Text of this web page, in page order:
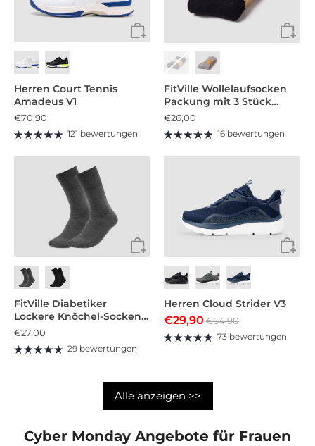
Herren Court Tennis
Amadeus V1
€70,90
121 bewertungen
FitVille Wollelaufsocken
Packung mit 3 Stück
(Unisex)
€26,00
16 bewertungen
FitVille Diabetiker
Lockere Knöchel-Socken
(5 Paar) (Unisex)
€27,00
29 bewertungen
Herren Cloud Strider V3
€29,90 €64,90
73 bewertungen
Alle anzeigen >>
Cyber Monday Angebote für Frauen